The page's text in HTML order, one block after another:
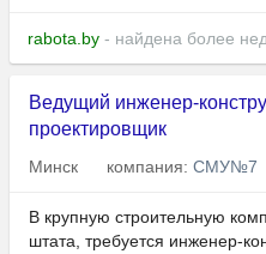
rabota.by - найдена более
Ведущий инженер-
проектировщик
Минск компания: СМУ№7
В крупную строительную
штата, требуется инженер-